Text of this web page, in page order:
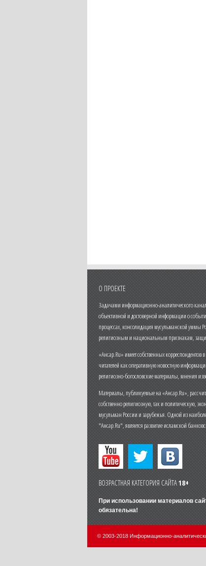
О ПРОЕКТЕ
Задачами информационно-аналитического
объективной и достоверной информации о
процессах, консолидация мусульманской уммы
религиозным и национальным признакам,
«Ансар.Ru» имеет собственных
читателей как оперативную новостную
религиозно-богословские материалы, мнения
Материалы, публикуемые на «Ансар.Ru»,
собственно религиозную, так и политическую,
мусульман России и зарубежья. Одной из
"Ансар.Ru", является развитие исламской
ВОЗРАСТНАЯ КАТЕГОРИЯ САЙТА18+
При использовании материалов
обязательна!
© 2003-2018 Информационно-